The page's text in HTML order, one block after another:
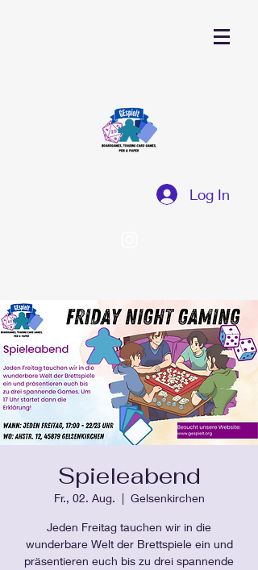
Log In
Spieleabend
Fr., 02. Aug.
  |
Gelsenkirchen
Jeden Freitag tauchen wir in die
wunderbare Welt der Brettspiele ein und
präsentieren euch bis zu drei spannende